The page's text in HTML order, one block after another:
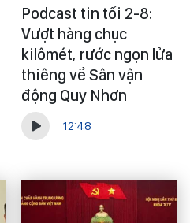
Podcast tin tối 2-8:
Vượt hàng chục
kilômét, rước ngọn lửa
thiêng về Sân vận
động Quy Nhơn
12:48